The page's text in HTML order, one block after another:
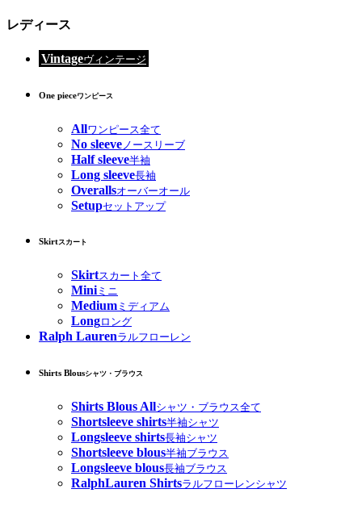
レディース
Vintageヴィンテージ
One pieceワンピース
Allワンピース全て
No sleeve ノースリーブ
Half sleeve半袖
Long sleeve長袖
Overallsオーバーオール
Setupセットアップ
Skirtスカート
Skirtスカート全て
Miniミニ
Medium ミディアム
Longロング
Ralph Laurenラルフローレン
Shirts Blousシャツ・ブラウス
Shirts Blous Allシャツ・ブラウス全て
Shortsleeve shirts半袖シャツ
Longsleeve shirts長袖シャツ
Shortsleeve blous半袖ブラウス
Longsleeve blous長袖ブラウス
RalphLauren Shirtsラルフローレンシャツ